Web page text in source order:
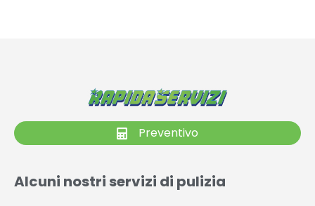
Preventivo
Alcuni nostri servizi di pulizia